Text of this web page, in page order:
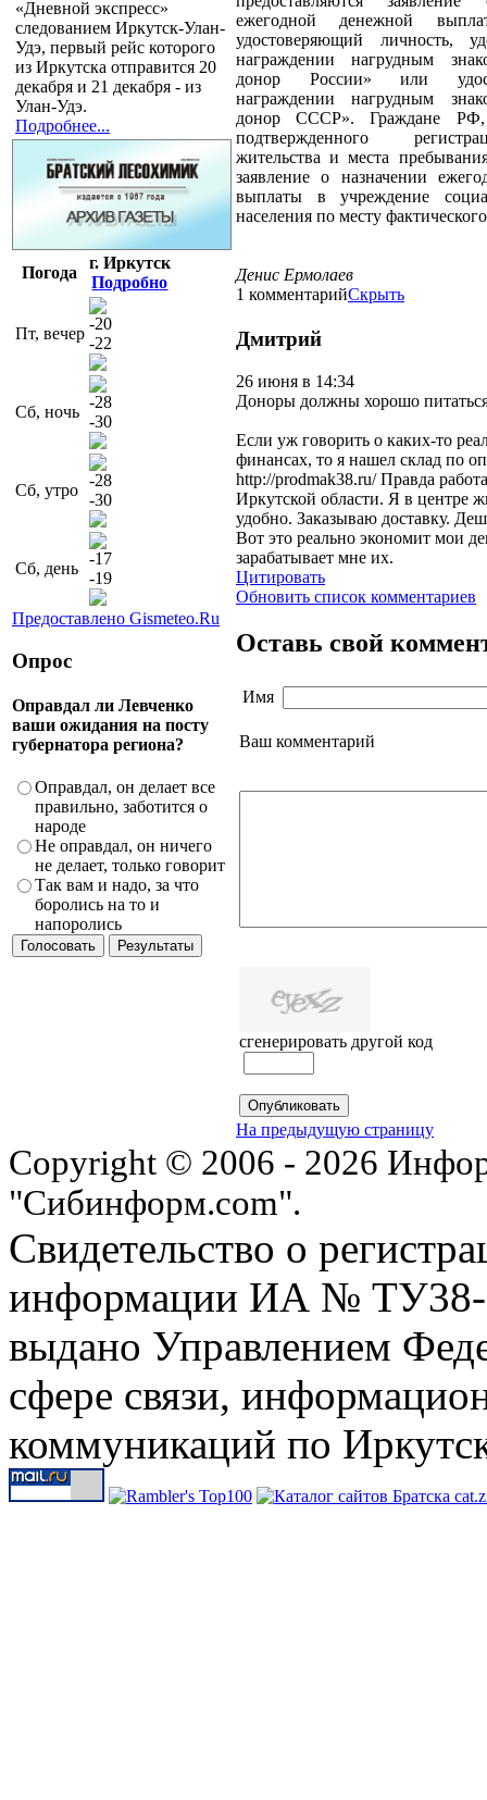
«Дневной экспресс»
следованием Иркутск-Улан-
Удэ, первый рейс которого
из Иркутска отправится 20
декабря и 21 декабря - из
Улан-Удэ.
Подробнее...
Погода
г. Иркутск
Подробно
Пт, вечер
-20
-22
Сб, ночь
-28
-30
Сб, утро
-28
-30
Сб, день
-17
-19
Предоставлено Gismeteo.Ru
Опрос
Оправдал ли Левченко
ваши ожидания на посту
губернатора региона?
Оправдал, он делает все
правильно, заботится о
народе
Не оправдал, он ничего
не делает, только говорит
Так вам и надо, за что
боролись на то и
напоролись
ежегодной денежной
удостоверяющий личность,
награждении нагрудным
донор России» или
награждении нагрудным
донор СССР». Граждане
подтвержденного
жительства и места
заявление о назначении
выплаты в учреждение
населения по месту
Денис Ермолаев
1 комментарийСкрыть
Дмитрий
26 июня в 14:34
Доноры должны хорошо
Если уж говорить о каких-то
финансах, то я нашел склад по
http://prodmak38.ru/ Правда
Иркутской области. Я в центре
удобно. Заказываю доставку.
Вот это реально экономит мои
зарабатывает мне их.
Цитировать
Обновить список комментариев
Оставь свой
Имя
Ваш комментарий
сгенерировать другой код
На предыдущую страницу
Copyright © 2006 - 2026
"Сибинформ.com".
Свидетельство о
информации ИА № ТУ38-
выдано Управлением
сфере связи,
коммуникаций по